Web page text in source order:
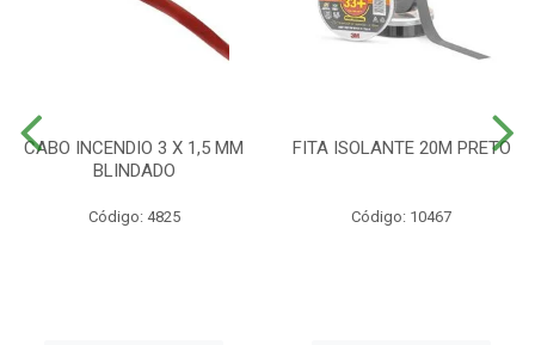
CABO INCENDIO 3 X 1,5 MM
BLINDADO
Código: 4825
FITA ISOLANTE 20M PRETO
Código: 10467